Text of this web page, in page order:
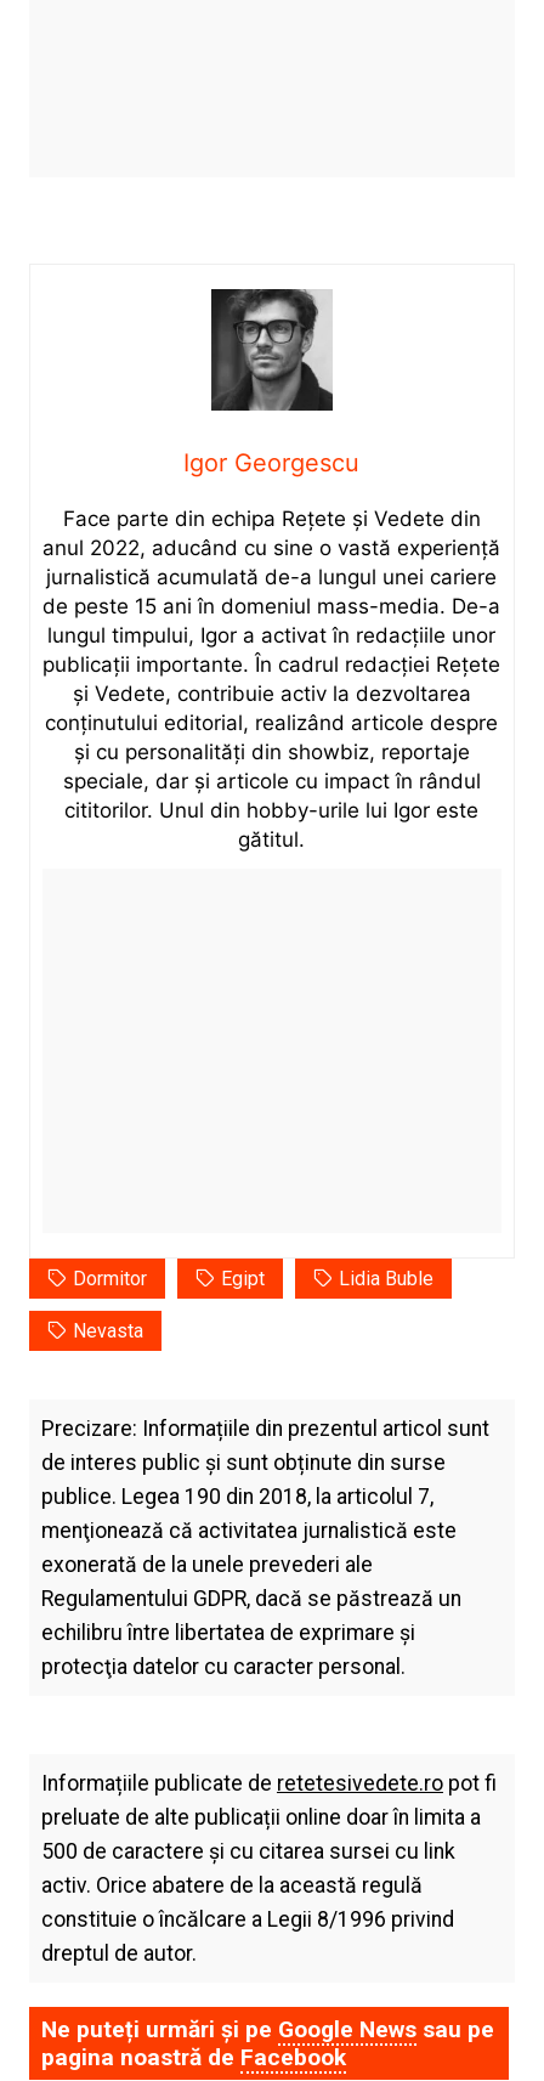
Igor Georgescu
Face parte din echipa Rețete și Vedete din
anul 2022, aducând cu sine o vastă experiență
jurnalistică acumulată de-a lungul unei cariere
de peste 15 ani în domeniul mass-media. De-a
lungul timpului, Igor a activat în redacțiile unor
publicații importante. În cadrul redacției Rețete
și Vedete, contribuie activ la dezvoltarea
conținutului editorial, realizând articole despre
și cu personalități din showbiz, reportaje
speciale, dar și articole cu impact în rândul
cititorilor. Unul din hobby-urile lui Igor este
gătitul.
Dormitor Egipt Lidia Buble
Nevasta
Precizare: Informațiile din prezentul articol sunt
de interes public și sunt obținute din surse
publice. Legea 190 din 2018, la articolul 7,
menţionează că activitatea jurnalistică este
exonerată de la unele prevederi ale
Regulamentului GDPR, dacă se păstrează un
echilibru între libertatea de exprimare şi
protecţia datelor cu caracter personal.
Informațiile publicate de retetesivedete.ropot fi
preluate de alte publicații online doar în limita a
500 de caractere și cu citarea sursei cu link
activ. Orice abatere de la această regulă
constituie o încălcare a Legii 8/1996 privind
dreptul de autor.
Ne puteți urmări și pe Google Newssau pe
pagina noastră de Facebook